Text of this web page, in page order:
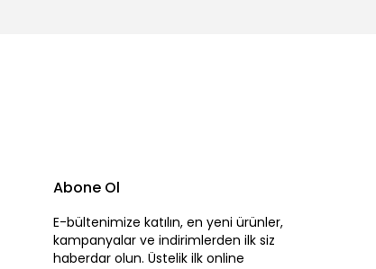
Abone Ol
E-bültenimize katılın, en yeni ürünler,
kampanyalar ve indirimlerden ilk siz
haberdar olun. Üstelik ilk online